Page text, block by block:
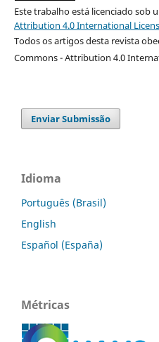
Este trabalho está licenciado sob
Attribution 4.0 International
Todos os artigos desta revista
Commons - Attribution 4.0
Enviar Submissão
Idioma
Português (Brasil)
English
Español (España)
Métricas